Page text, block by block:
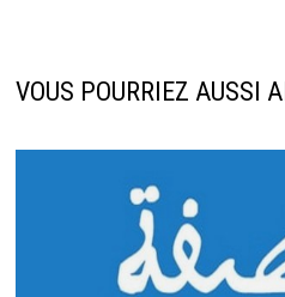
VOUS POURRIEZ AUSSI